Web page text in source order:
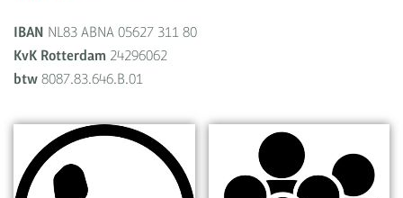
IBAN NL83 ABNA 05627 311 80
KvK Rotterdam 24296062
btw 8087.83.646.B.01